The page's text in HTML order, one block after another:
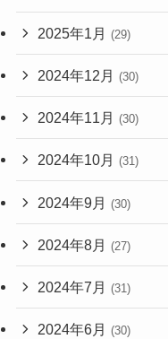
2025年1月 (29)
2024年12月 (30)
2024年11月 (30)
2024年10月 (31)
2024年9月 (30)
2024年8月 (27)
2024年7月 (31)
2024年6月 (30)